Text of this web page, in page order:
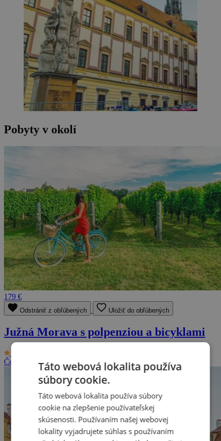
Pobyty v okolí
179 €
Odstrániť z obľúbených Uložiť do obľúbených
Južná Morava s polpenziou a bicyklami
Česká republika - Južná Morava 2 osoby, 3 dni (až 8 dní)
Táto webová lokalita používa
súbory cookie.
Táto webová lokalita používa súbory
cookie na zlepšenie používateľskej
skúsenosti. Používaním našej webovej
lokality vyjadrujete súhlas s používaním